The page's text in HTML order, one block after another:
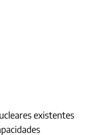
existentes